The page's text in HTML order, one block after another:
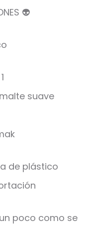
👽
suave
de plástico
poco como se